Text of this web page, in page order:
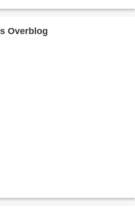
Article publié depuis Overblog